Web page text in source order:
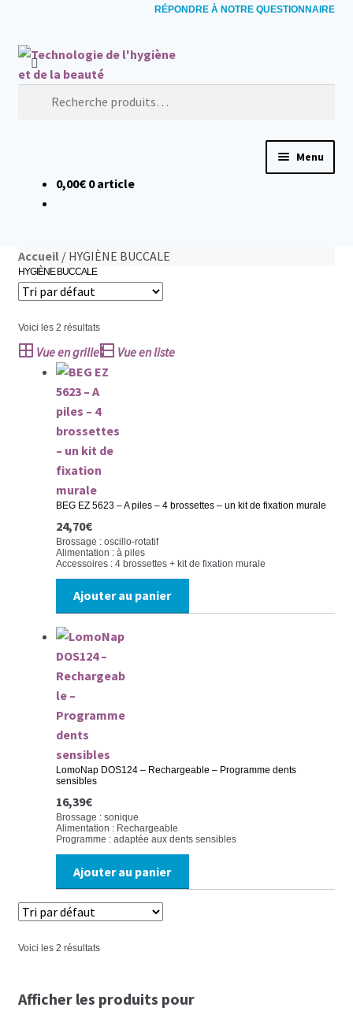
RÉPONDRE À NOTRE QUESTIONNAIRE
Aller à la navigation
Aller au contenu
Menu
ACCUEIL
Brosses à dents électriques
Combinés dentaires
Jets dentaires
Rasoirs électriques
Épilateurs
Pédicure / Manucure
Brosses électriques du visage
NOUS CONTACTER
0,00€ 0 article
Accueil / HYGIÈNE BUCCALE
HYGIÈNE BUCCALE
Voici les 2 résultats
Vue en grille Vue en liste
BEG EZ 5623 – A piles – 4 brossettes – un kit de fixation murale
24,70€
Brossage : oscillo-rotatif
Alimentation : à piles
Accessoires : 4 brossettes + kit de fixation murale
Ajouter au panier
LomoNap DOS124 – Rechargeable – Programme dents
sensibles
16,39€
Brossage : sonique
Alimentation : Rechargeable
Programme : adaptée aux dents sensibles
Ajouter au panier
Voici les 2 résultats
Afficher les produits pour